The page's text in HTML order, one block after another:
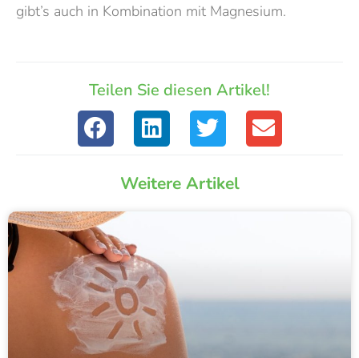
gibt’s auch in Kombination mit Magnesium.
Teilen Sie diesen Artikel!
Weitere Artikel